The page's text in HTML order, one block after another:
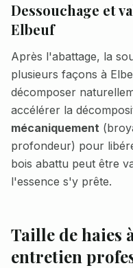
Dessouchage et
Elbeuf
Après l'abattage, la
plusieurs façons à
décomposer
accélérer la
mécaniquement
profondeur) pour
bois abattu peut être
l'essence s'y prête.
Taille de haies à
entretien